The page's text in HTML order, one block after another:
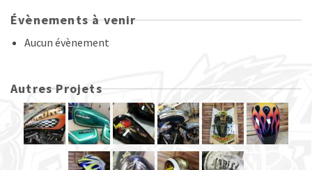
Évènements à venir
Aucun évènement
Autres Projets